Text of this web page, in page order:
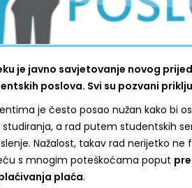
je javno savjetovanje novog
poslova. Svi su pozvani
je često posao nužan kako bi
studiranja, a rad putem studentskih
Nažalost, takav rad nerijetko
s mnogim poteškoćama poput
plaća.